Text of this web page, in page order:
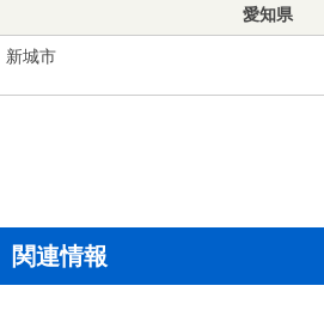
愛知県
新城市
関連情報